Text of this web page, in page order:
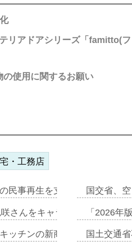
リアドアシリーズ「famitto(
の使用に関するお願い
・工務店
民事再生を支援=スポンサー
さんをキャラクターに起用…
ッチンの新商品=「ファミー
国交省、
「2026年
国土交通